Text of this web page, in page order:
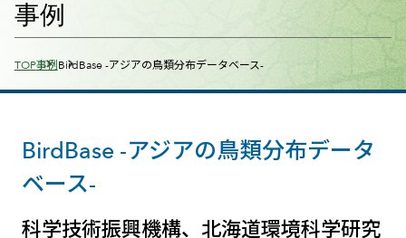
事例
Breadcrumbs
TOP事例BirdBase -アジアの鳥類分布データベース-
BirdBase -アジアの鳥類分布データ
ベース-
科学技術振興機構、北海道環境科学研究